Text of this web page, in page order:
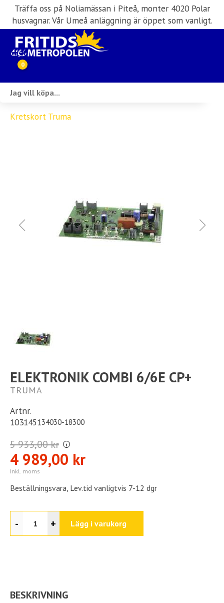
Träffa oss på Noliamässan i Piteå, monter 4020 Polar
husvagnar. Vår Umeå anläggning är öppet som vanligt.
0
Verkstad
Kretskort Truma
ELEKTRONIK COMBI 6/6E CP+
TRUMA
Artnr.
103145134030-18300
5 933,00 kr i
4 989,00 kr
Inkl. moms
Beställningsvara, Lev.tid vanligtvis 7-12 dgr
- + Lägg i varukorg
BESKRIVNING